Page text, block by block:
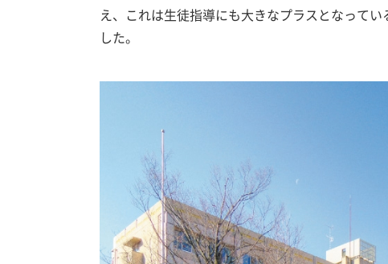
え、これは生徒指導にも大きなプラスとなって
した。